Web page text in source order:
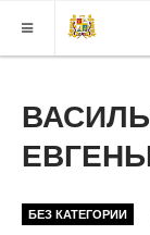
КАРТА САЙТА
ВЕРСИЯ
БЕЗ КАТЕГОРИИ